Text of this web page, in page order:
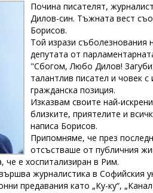
Почина писателят,
Дилов-син. Тъжната вест
Борисов.
Той изрази съболезнования
депутата от
"Сбогом, Любо Дилов!
талантлив писател и човек
гражданска позиция.
Изказвам своите най-
близките, приятелите и
написа Борисов.
Припомняме, че през
отсъстваше от публичния
е хоспитализиран в Рим.
журналистика в Софийския
предавания като „Ку-ку“,